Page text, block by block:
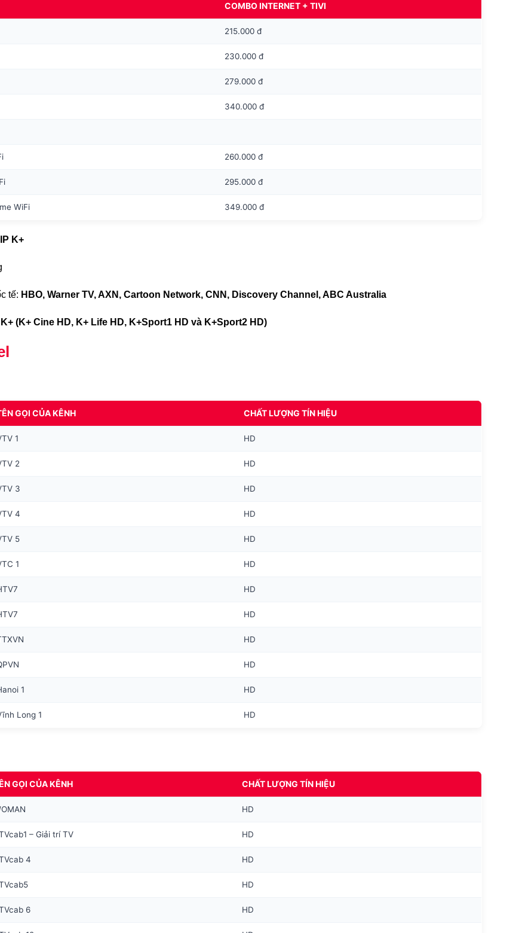
COMBO INTERNET + TIVI
215.000 đ
230.000 đ
279.000 đ
340.000 đ
260.000 đ
295.000 đ
WiFi 349.000 đ
K+
tế: HBO, Warner TV, AXN, Cartoon Network, CNN, Discovery Channel, ABC Australia
(K+ Cine HD, K+ Life HD, K+Sport1 HD và K+Sport2 HD)
GỌI CỦA KÊNH CHẤT LƯỢNG TÍN HIỆU
1 HD
2 HD
3 HD
4 HD
5 HD
1 HD
HD
HD
HD
HD
1 HD
Long 1 HD
GỌI CỦA KÊNH CHẤT LƯỢNG TÍN HIỆU
HD
– Giải trí TV HD
4 HD
HD
6 HD